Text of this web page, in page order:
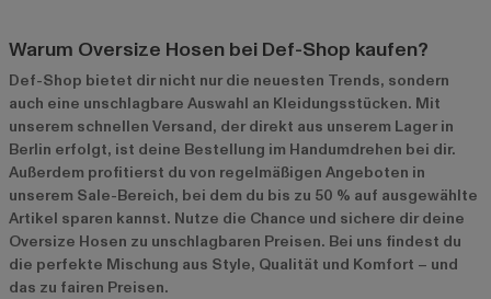
Warum Oversize Hosen bei Def-Shop kaufen?
Def-Shop bietet dir nicht nur die neuesten Trends, sondern
auch eine unschlagbare Auswahl an Kleidungsstücken. Mit
unserem schnellen Versand, der direkt aus unserem Lager in
Berlin erfolgt, ist deine Bestellung im Handumdrehen bei dir.
Außerdem profitierst du von regelmäßigen Angeboten in
unserem Sale-Bereich, bei dem du bis zu 50 % auf ausgewählte
Artikel sparen kannst. Nutze die Chance und sichere dir deine
Oversize Hosen zu unschlagbaren Preisen. Bei uns findest du
die perfekte Mischung aus Style, Qualität und Komfort – und
das zu fairen Preisen.